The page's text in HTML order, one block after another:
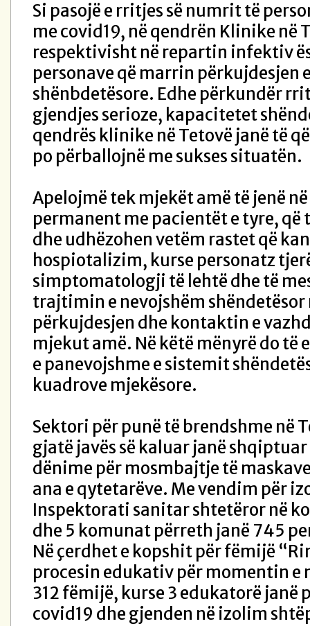
Si pasojë e rritjes së numrit të
me covid19, në qendrën Klinike në
respektivisht në repartin infektiv
personave që marrin përkujdesjen
shënbdetësore. Edhe përkundër
gjendjes serioze, kapacitetet
qendrës klinike në Tetovë janë të
po përballojnë me sukses situatën.
Apelojmë tek mjekët amë të jenë
permanent me pacientët e tyre, që
dhe udhëzohen vetëm rastet që
hospiotalizim, kurse personatz
simptomatologji të lehtë dhe të
trajtimin e nevojshëm shëndetësor
përkujdesjen dhe kontaktin e
mjekut amë. Në këtë mënyrë do të
e panevojshme e sistemit
kuadrove mjekësore.
Sektori për punë të brendshme në
gjatë javës së kaluar janë
dënime për mosmbajtje të
ana e qytetarëve. Me vendim për
Inspektorati sanitar shtetëror në
dhe 5 komunat përreth janë 745
Në çerdhet e kopshit për fëmijë
procesin edukativ për momentin e
312 fëmijë, kurse 3 edukatorë janë
covid19 dhe gjenden në izolim